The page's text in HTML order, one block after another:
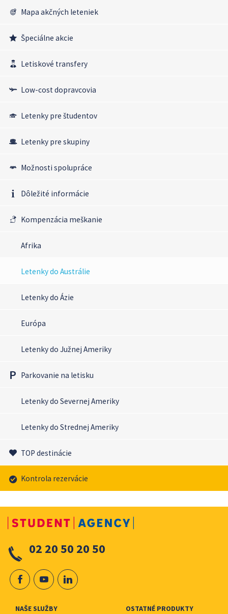
Mapa akčných leteniek
Špeciálne akcie
Letiskové transfery
Low-cost dopravcovia
Letenky pre študentov
Letenky pre skupiny
Možnosti spolupráce
Dôležité informácie
Kompenzácia meškanie
Afrika
Letenky do Austrálie
Letenky do Ázie
Európa
Letenky do Južnej Ameriky
Parkovanie na letisku
Letenky do Severnej Ameriky
Letenky do Strednej Ameriky
TOP destinácie
Kontrola rezervácie
02 20 50 20 50
NAŠE SLUŽBY OSTATNÉ PRODUKTY